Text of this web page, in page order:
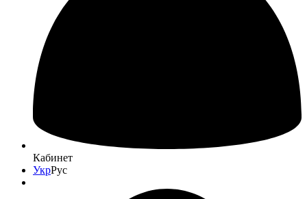
Кабинет
УкрРус